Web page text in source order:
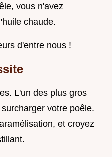
vous n'avez
chaude.
d'entre nous !
L'un des plus gros
votre poêle.
et croyez